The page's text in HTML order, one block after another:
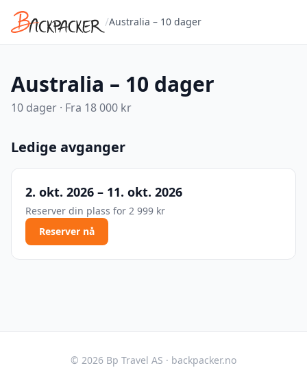
/Australia – 10 dager
Australia – 10 dager
10 dager · Fra 18 000 kr
Ledige avganger
2. okt. 2026 – 11. okt. 2026
Reserver din plass for 2 999 kr
Reserver nå
© 2026 Bp Travel AS · backpacker.no